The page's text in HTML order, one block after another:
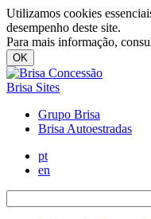
Utilizamos cookies
desempenho deste site.
Para mais informação,
OK
Brisa Sites
Grupo Brisa
Brisa Autoestradas
pt
en